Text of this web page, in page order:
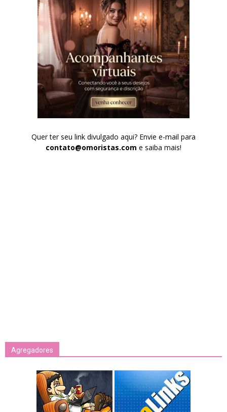
Quer ter seu link divulgado aqui? Envie e-mail para
contato@omoristas.com e saiba mais!
Agregadores